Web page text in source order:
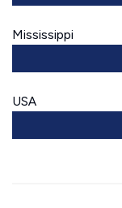
Mississippi
USA